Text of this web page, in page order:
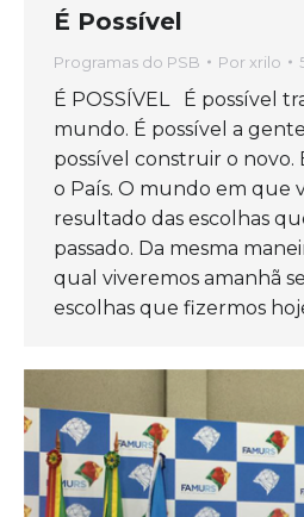
É Possível
Programas do PSB Por xrilo
É POSSÍVEL É possível
mundo. É possível a
possível construir o novo.
o País. O mundo em que
resultado das escolhas
passado. Da mesma
qual viveremos amanhã
escolhas que fizermos